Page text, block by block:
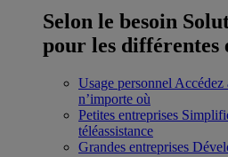
Selon le besoin
pour les différentes
Usage personnel Accédez
n’importe où
Petites entreprises
téléassistance
Grandes entreprises